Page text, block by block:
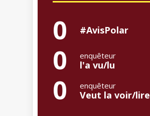
0 #AvisPolar
0 enquêteur
l'a vu/lu
0 enquêteur
Veut la voir/lire